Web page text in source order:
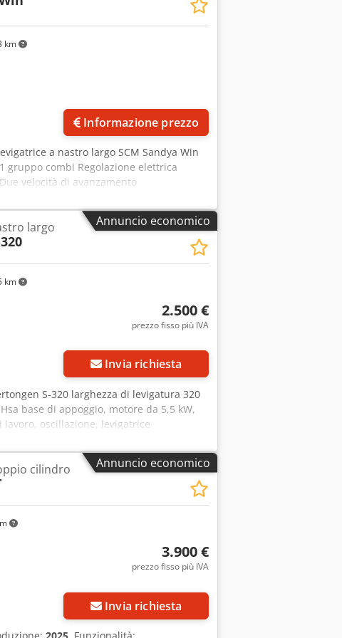
(lunghezza/larghezza/altezza):
- 2 gruppi di lavoro - non riverniciata -
Prezzo netto: 4980 EUR calcolato su
km
Informazione prezzo
a nastro largo SCM Sandya Win
gruppo combi Regolazione elettrica
velocità di avanzamento
Annuncio economico
km
largo
2.500 €
prezzo fisso più IVA
Invia richiesta
S-320 larghezza di levigatura 320
base di appoggio, motore da 5,5 kW,
oscillazione, levigatrice
Annuncio economico
Richiedi più foto
cilindro
3.900 €
prezzo fisso più IVA
Invia richiesta
2025 , Funzionalità: